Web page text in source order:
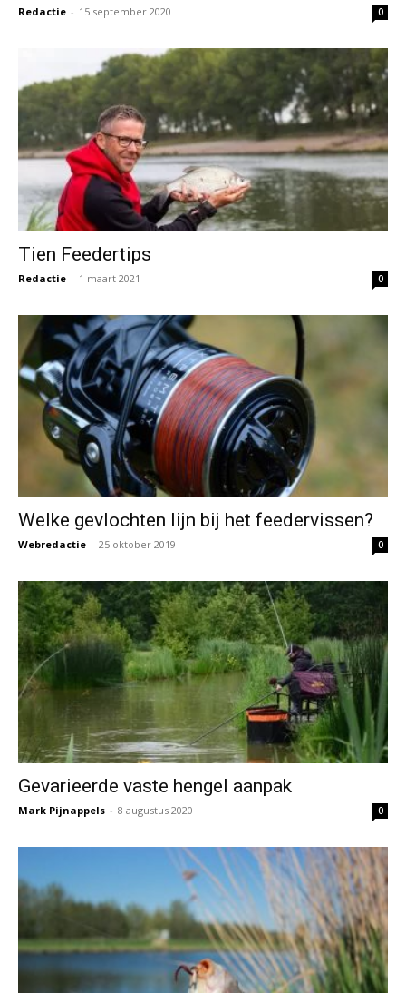
Redactie - 15 september 2020 0
Tien Feedertips
Redactie - 1 maart 2021 0
Welke gevlochten lijn bij het feedervissen?
Webredactie - 25 oktober 2019 0
Gevarieerde vaste hengel aanpak
Mark Pijnappels - 8 augustus 2020 0